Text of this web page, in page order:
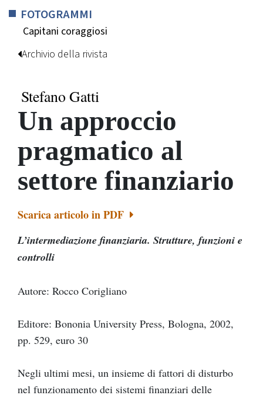
FOTOGRAMMI
Capitani coraggiosi
Archivio della rivista
Stefano Gatti
Un approccio
pragmatico al
settore finanziario
Scarica articolo in PDF
L’intermediazione finanziaria. Strutture, funzioni e
controlli
Autore: Rocco Corigliano
Editore: Bononia University Press, Bologna, 2002,
pp. 529, euro 30
Negli ultimi mesi, un insieme di fattori di disturbo
nel funzionamento dei sistemi finanziari delle